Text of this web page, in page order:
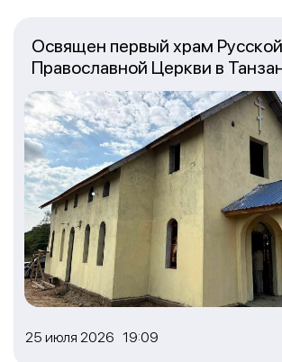
25 июля 2026 19:09
Освящен первый храм Русской
Православной Церкви в